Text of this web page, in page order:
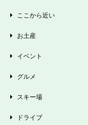
ここから近い
お土産
イベント
グルメ
スキー場
ドライブ